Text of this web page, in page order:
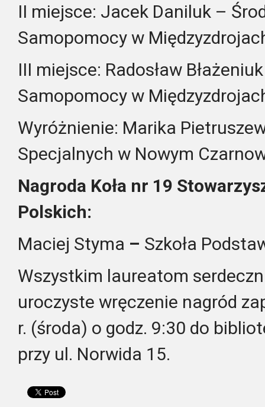
II miejsce: Jacek Daniluk –
Samopomocy w
III miejsce: Radosław
Samopomocy w
Wyróżnienie: Marika
Specjalnych w Nowym
Nagroda Koła nr 19
Polskich:
Maciej Styma – Szkoła
Wszystkim laureatom
uroczyste wręczenie nagród
r. (środa) o godz. 9:30 do
przy ul. Norwida 15.